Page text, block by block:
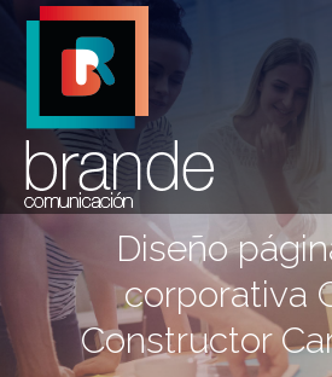
Diseño
corporativa
Constructor
Estás aquí: